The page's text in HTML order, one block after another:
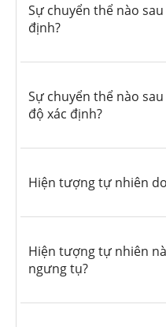
Sự chuyển thể nào
định?
Sự chuyển thể nào
độ xác định?
Hiện tượng tự nhiên
Hiện tượng tự nhiên
ngưng tụ?